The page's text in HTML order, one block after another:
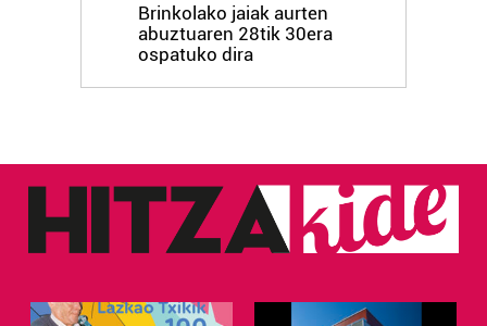
Brinkolako jaiak aurten
abuztuaren 28tik 30era
ospatuko dira